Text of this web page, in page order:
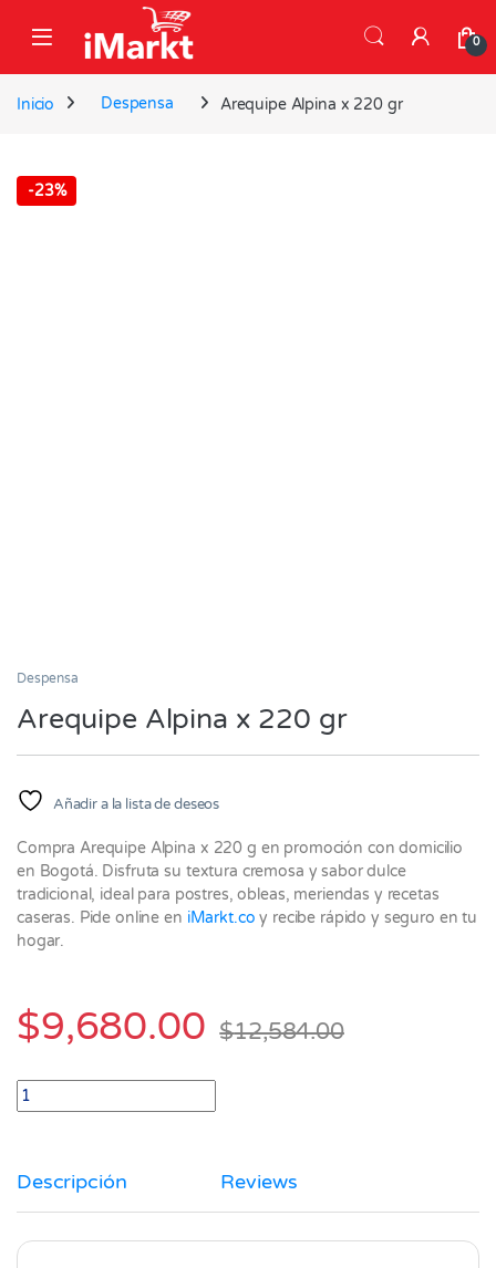
0
Inicio Despensa Arequipe Alpina x 220 gr
-23%
Despensa
Arequipe Alpina x 220 gr
Añadir a la lista de deseos
Compra Arequipe Alpina x 220 g en promoción con domicilio
en Bogotá. Disfruta su textura cremosa y sabor dulce
tradicional, ideal para postres, obleas, meriendas y recetas
caseras. Pide online en iMarkt.co y recibe rápido y seguro en tu
hogar.
$9,680.00 $12,584.00
Arequipe Alpina x 220 gr quantity
Descripción Reviews